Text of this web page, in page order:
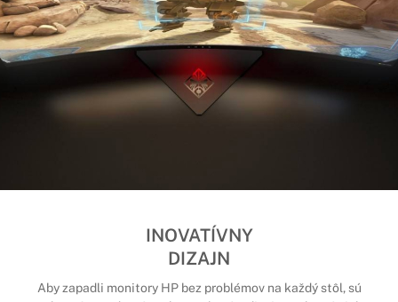
INOVATÍVNY
DIZAJN
Aby zapadli monitory HP bez problémov na každý stôl, sú